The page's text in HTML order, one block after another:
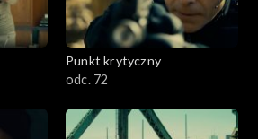
Punkt krytyczny
odc. 72